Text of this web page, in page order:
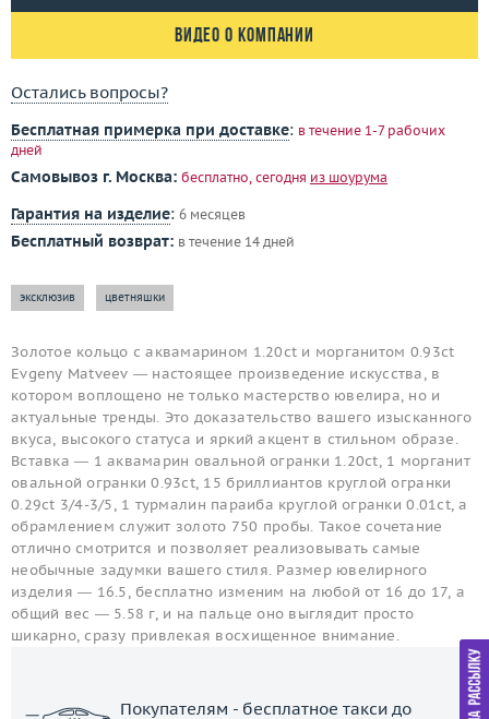
Видео о компании
Остались вопросы?
Бесплатная примерка при доставке: в течение 1-7 рабочих
дней
Самовывоз г. Москва: бесплатно, сегодня из шоурума
Гарантия на изделие: 6 месяцев
Бесплатный возврат: в течение 14 дней
эксклюзив цветняшки
Золотое кольцо с аквамарином 1.20ct и морганитом 0.93ct
Evgeny Matveev — настоящее произведение искусства, в
котором воплощено не только мастерство ювелира, но и
актуальные тренды. Это доказательство вашего изысканного
вкуса, высокого статуса и яркий акцент в стильном образе.
Вставка — 1 аквамарин овальной огранки 1.20ct, 1 морганит
овальной огранки 0.93ct, 15 бриллиантов круглой огранки
0.29ct 3/4-3/5, 1 турмалин параиба круглой огранки 0.01ct, а
обрамлением служит золото 750 пробы. Такое сочетание
отлично смотрится и позволяет реализовывать самые
необычные задумки вашего стиля. Размер ювелирного
изделия — 16.5, бесплатно изменим на любой от 16 до 17, а
общий вес — 5.58 г, и на пальце оно выглядит просто
шикарно, сразу привлекая восхищенное внимание.
Покупателям - бесплатное такси до